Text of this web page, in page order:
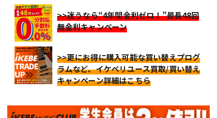
>>迷うなら“4年間金利ゼロ！”最長48回
無金利キャンペーン
>>更にお得に購入可能な買い替えプログ
ラムなど、イケベリユース買取/買い替え
キャンペーン詳細はこちら